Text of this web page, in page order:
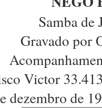
Samba de
Gravado por
Victor
dezembro de